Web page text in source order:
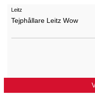
Leitz
Tejphållare Leitz Wow